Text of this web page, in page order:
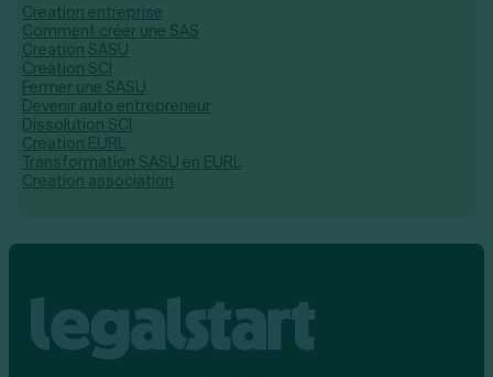
Creation entreprise
Comment créer une SAS
Creation SASU
Creation SCI
Fermer une SASU
Devenir auto entrepreneur
Dissolution SCI
Creation EURL
Transformation SASU en EURL
Creation association